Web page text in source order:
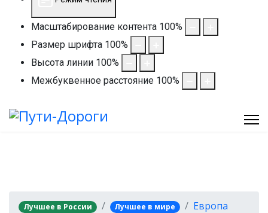
Масштабирование контента 100%
Размер шрифта 100%
Высота линии 100%
Межбуквенное расстояние 100%
Лучшее в России Лучшее в мире
Европа